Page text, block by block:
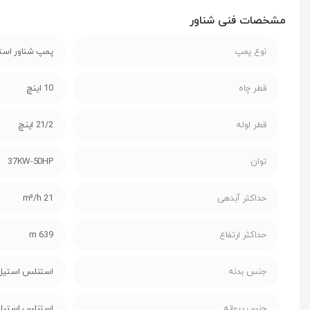
مشخصات فنی شناور
نوع پمپ پمپ شناور
قطر چاه 10 اینچ
قطر لوله 21/2 اینچ
توان 37KW-50HP
حداکثر آبدهی 21 m³/h
حداکثر ارتفاع 639 m
جنس بدنه استنلس